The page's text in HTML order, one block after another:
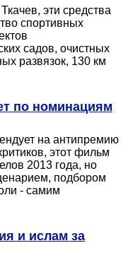
эти средства
спортивных
садов, очистных
развязок, 130 км
по номинациям
на антипремию
этот фильм
2013 года, но
подбором
- самим
и ислам за